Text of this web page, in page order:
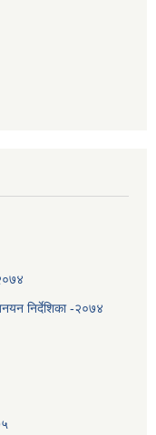
निर्देशिका -२०७४